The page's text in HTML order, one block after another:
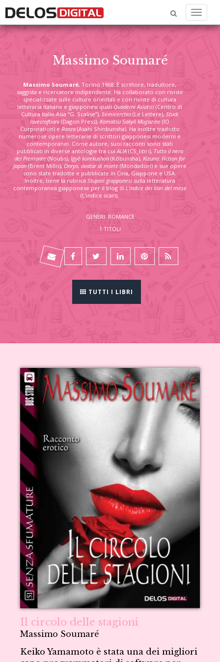
Menu
Massimo Soumaré
Massimo Soumaré, Torino 1968. È scrittore, traduttore,
saggista e ricercatore indipendente. Ha collaborato con riviste
specializzate sulle culture orientali e con riviste di cultura
letteraria italiane e giapponesi quali Quaderni Asiatici (Centro di
Cultura Italia-Asia “G. Scalise”), Semicerchio (Le Lettere), Studi
lovecraftiani (Dagon Press), Komatsu Sakyô Magazine (IO
Corporation) e Ronza(Asahi Shinbunsha). Ha inoltre tradotto
numerose opere letterarie di scrittori giapponesi moderni e
contemporanei. Come autore, suoi racconti sono stati
pubblicati in diverse antologie tra cuiALIA(CS_libri), Tutto il nero
del Piemonte (Noubs), Igyô korekushon (Kôbunsha), Kizuna: Fiction for
Japan(Brent Millis), Onryo, avatar di morte (Mondadori) e sue opere
sono state tradotte e pubblicate in Cina, Giappone e USA.
Inoltre, tiene la rubrica Stupori giapponesisulla letteratura
contemporanea giapponese per il blog di L’indice dei libri del mese
(L’indice scarl).
GENERI: ROMANCE
1 TITOLI
TUTTI I LIBRI
Il circolo delle stagioni
Massimo Soumaré
Keiko Yamamoto è stata una dei migliori